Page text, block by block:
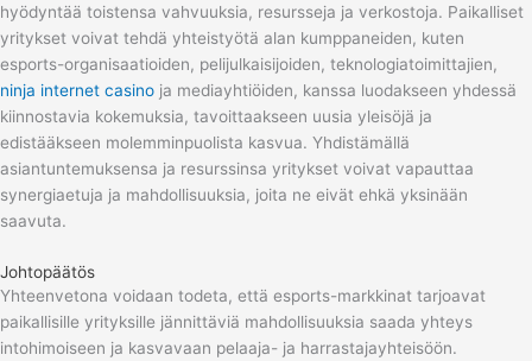
hyödyntää toistensa vahvuuksia, resursseja ja verkostoja. Paikalliset
yritykset voivat tehdä yhteistyötä alan kumppaneiden, kuten
esports-organisaatioiden, pelijulkaisijoiden, teknologiatoimittajien,
ninja internet casino ja mediayhtiöiden, kanssa luodakseen yhdessä
kiinnostavia kokemuksia, tavoittaakseen uusia yleisöjä ja
edistääkseen molemminpuolista kasvua. Yhdistämällä
asiantuntemuksensa ja resurssinsa yritykset voivat vapauttaa
synergiaetuja ja mahdollisuuksia, joita ne eivät ehkä yksinään
saavuta.
Johtopäätös
Yhteenvetona voidaan todeta, että esports-markkinat tarjoavat
paikallisille yrityksille jännittäviä mahdollisuuksia saada yhteys
intohimoiseen ja kasvavaan pelaaja- ja harrastajayhteisöön.